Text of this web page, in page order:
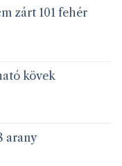
zárt 101 fehér
kövek
arany